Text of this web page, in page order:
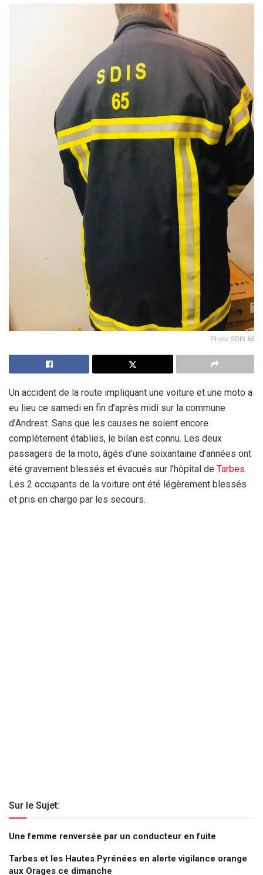
Photo SDIS 65
Un accident de la route impliquant une voiture et une moto a
eu lieu ce samedi en fin d’après midi sur la commune
d’Andrest. Sans que les causes ne soient encore
complètement établies, le bilan est connu. Les deux
passagers de la moto, âgés d’une soixantaine d’années ont
été gravement blessés et évacués sur l’hôpital de Tarbes.
Les 2 occupants de la voiture ont été légèrement blessés
et pris en charge par les secours.
Sur le Sujet:
Une femme renversée par un conducteur en fuite
Tarbes et les Hautes Pyrénées en alerte vigilance orange
aux Orages ce dimanche